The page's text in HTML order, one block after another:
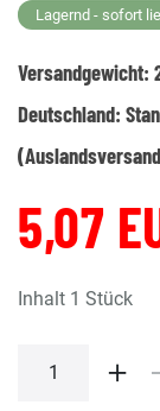
Lagernd - sofort
Versandgewicht:
Deutschland:
5,07
Inhalt 1 Stück